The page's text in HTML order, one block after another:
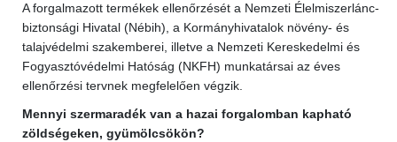
A forgalmazott termékek ellenőrzését a Nemzeti Élelmiszerlánc-
biztonsági Hivatal (Nébih), a Kormányhivatalok növény- és
talajvédelmi szakemberei, illetve a Nemzeti Kereskedelmi és
Fogyasztóvédelmi Hatóság (NKFH) munkatársai az éves
ellenőrzési tervnek megfelelően végzik.
Mennyi szermaradék van a hazai forgalomban kapható
zöldségeken, gyümölcsökön?